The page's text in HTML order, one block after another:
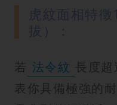
若 法令紋 長度
表你具備極強的